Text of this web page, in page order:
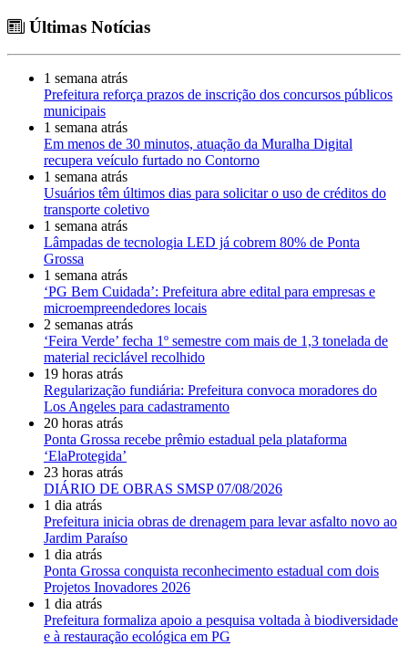
Últimas Notícias
1 semana atrás
Prefeitura reforça prazos de inscrição dos concursos públicos
municipais
1 semana atrás
Em menos de 30 minutos, atuação da Muralha Digital
recupera veículo furtado no Contorno
1 semana atrás
Usuários têm últimos dias para solicitar o uso de créditos do
transporte coletivo
1 semana atrás
Lâmpadas de tecnologia LED já cobrem 80% de Ponta
Grossa
1 semana atrás
‘PG Bem Cuidada’: Prefeitura abre edital para empresas e
microempreendedores locais
2 semanas atrás
‘Feira Verde’ fecha 1º semestre com mais de 1,3 tonelada de
material reciclável recolhido
19 horas atrás
Regularização fundiária: Prefeitura convoca moradores do
Los Angeles para cadastramento
20 horas atrás
Ponta Grossa recebe prêmio estadual pela plataforma
‘ElaProtegida’
23 horas atrás
DIÁRIO DE OBRAS SMSP 07/08/2026
1 dia atrás
Prefeitura inicia obras de drenagem para levar asfalto novo ao
Jardim Paraíso
1 dia atrás
Ponta Grossa conquista reconhecimento estadual com dois
Projetos Inovadores 2026
1 dia atrás
Prefeitura formaliza apoio a pesquisa voltada à biodiversidade
e à restauração ecológica em PG